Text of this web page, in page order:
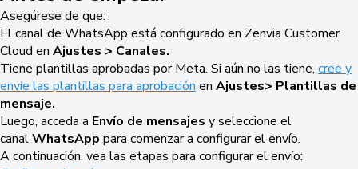
Asegúrese de que:
El canal de WhatsApp está configurado en Zenvia Customer
Cloud en Ajustes > Canales.
Tiene plantillas aprobadas por Meta. Si aún no las tiene, cree y
envíe las plantillas para aprobación en Ajustes> Plantillas de
mensaje.
Luego, acceda a Envío de mensajes y seleccione el
canalWhatsApp para comenzar a configurar el envío.
A continuación, vea las etapas para configurar el envío: